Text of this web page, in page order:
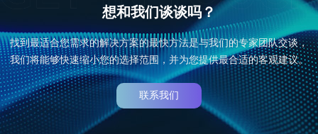
想和我们谈谈吗？
找到最适合您需求的解决方案的最快方法是与我们的专家团队交谈，
我们将能够快速缩小您的选择范围，并为您提供最合适的客观建议。
联系我们